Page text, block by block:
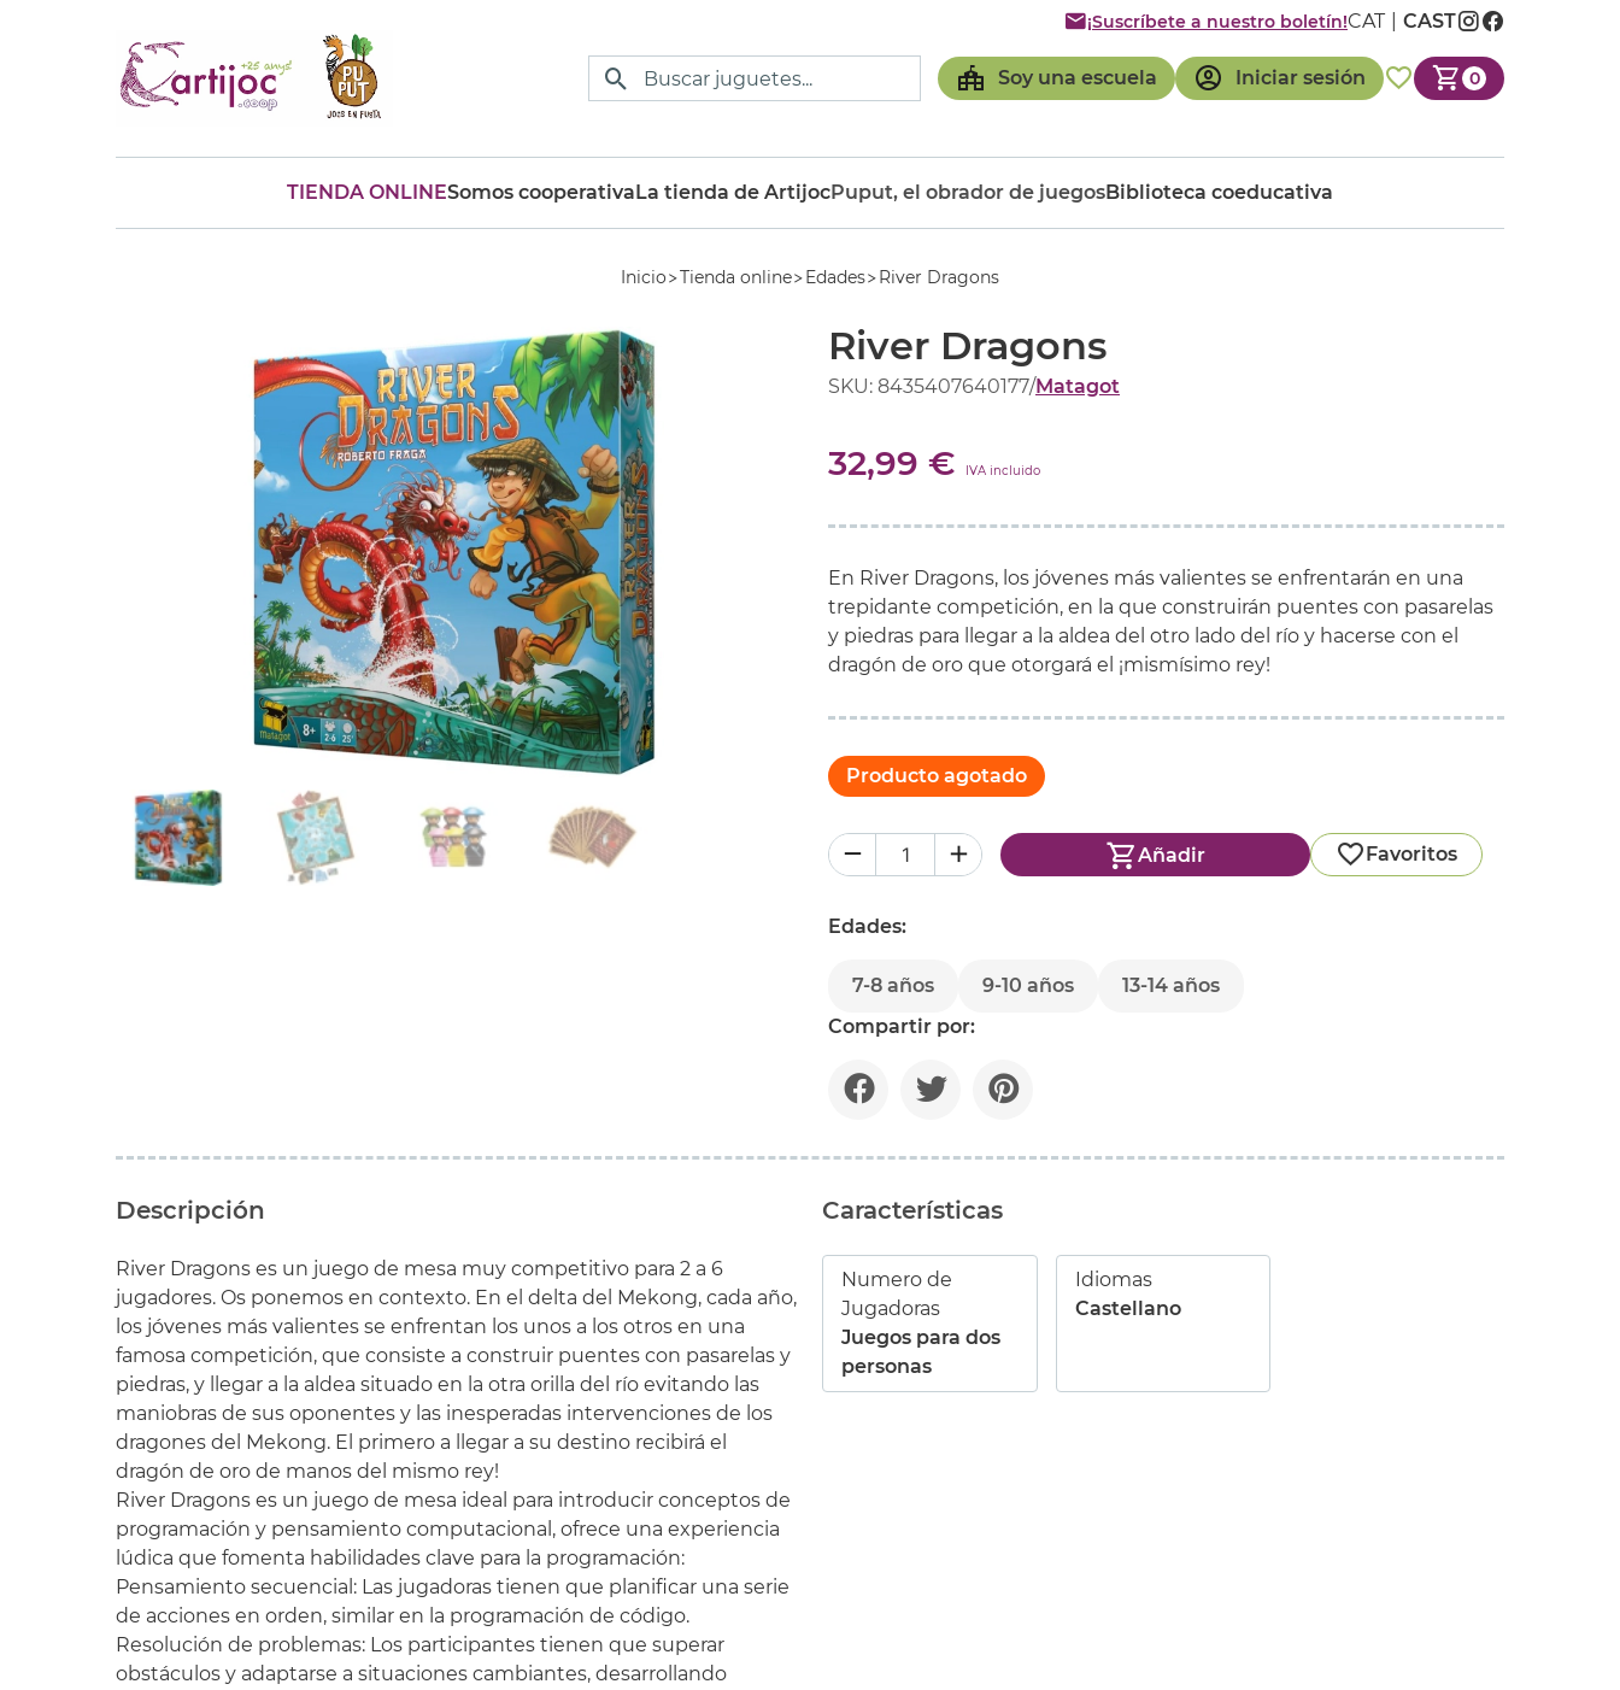
Soy una escuela Iniciar sesión 0
¡Suscríbete a nuestro boletín!CAT CAST
TIENDA ONLINESomos cooperativaLa tienda de ArtijocPuput, el obrador de juegosBiblioteca coeducativa
Inicio Tienda online Edades River Dragons
River Dragons
SKU: 8435407640177/Matagot
32,99 € IVA incluido
En River Dragons, los jóvenes más valientes se enfrentarán en una
trepidante competición, en la que construirán puentes con pasarelas
y piedras para llegar a la aldea del otro lado del río y hacerse con el
dragón de oro que otorgará el ¡mismísimo rey!
Producto agotado
Añadir Favoritos
Edades:
7-8 años 9-10 años
13-14 años
Compartir por:
Descripción
River Dragons es un juego de mesa muy competitivo para 2 a 6
jugadores. Os ponemos en contexto. En el delta del Mekong, cada año,
los jóvenes más valientes se enfrentan los unos a los otros en una
famosa competición, que consiste a construir puentes con pasarelas y
piedras, y llegar a la aldea situado en la otra orilla del río evitando las
maniobras de sus oponentes y las inesperadas intervenciones de los
dragones del Mekong. El primero a llegar a su destino recibirá el
dragón de oro de manos del mismo rey!
River Dragons es un juego de mesa ideal para introducir conceptos de
programación y pensamiento computacional, ofrece una experiencia
lúdica que fomenta habilidades clave para la programación:
Pensamiento secuencial: Las jugadoras tienen que planificar una serie
de acciones en orden, similar en la programación de código.
Resolución de problemas: Los participantes tienen que superar
obstáculos y adaptarse a situaciones cambiantes, desarrollando
Características
Numero de
Jugadoras
Juegos para dos
personas
Idiomas
Castellano